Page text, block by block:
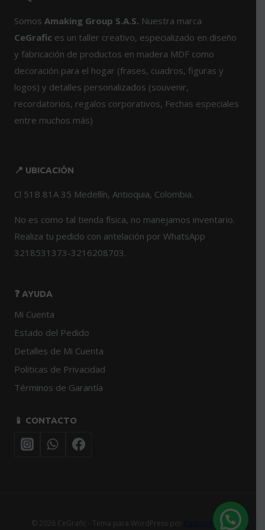
página
de
producto
página
de
producto
Somos Amaking Group S.A.S. Nuestra marca
CeGrafic es un taller creativo, especializado en diseño
y fabricación de productos en madera MDF como
decoración para el hogar (frases, cuadros, figuras y
logos) y detalles personalizados (souvenir,
recordatorios, regalos corporativos, Fechas especiales
entre muchos más)
📍 UBICACIÓN
Cl 51B 81A 35 Medellín, Antioquia, Colombia.
No es como tal tienda física, no manejamos inventario.
Realiza tu pedido con antelación por WhatsApp
3218531373-3216208703.
❓ AYUDA
Mi Cuenta
Estado del Pedido
Detalles de Mi Cuenta
Politicas de Privacidad
Términos de Garantía
📱 CONTACTO
© 2026 CeGrafic - Tema para WordPress por Kadence WP